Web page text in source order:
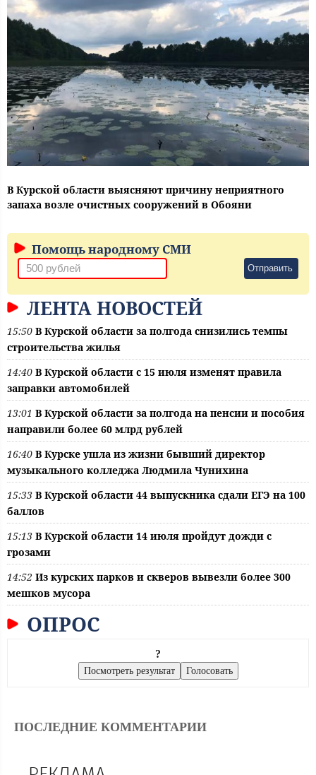
В Курской области выясняют причину неприятного
запаха возле очистных сооружений в Обояни
Помощь народному СМИ
Отправить
ЛЕНТА НОВОСТЕЙ
15:50 В Курской области за полгода снизились темпы
строительства жилья
14:40 В Курской области с 15 июля изменят правила
заправки автомобилей
13:01 В Курской области за полгода на пенсии и пособия
направили более 60 млрд рублей
16:40 В Курске ушла из жизни бывший директор
музыкального колледжа Людмила Чунихина
15:33 В Курской области 44 выпускника сдали ЕГЭ на 100
баллов
15:13 В Курской области 14 июля пройдут дожди с
грозами
14:52 Из курских парков и скверов вывезли более 300
мешков мусора
ОПРОС
?
ПОСЛЕДНИЕ КОММЕНТАРИИ